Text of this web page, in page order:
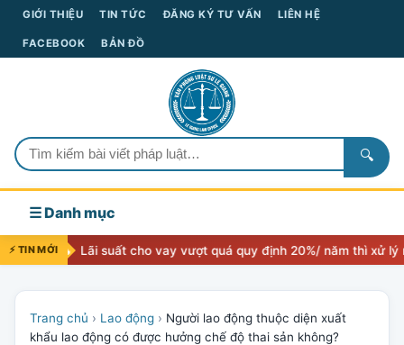
GIỚI THIỆU TIN TỨC ĐĂNG KÝ TƯ VẤN LIÊN HỆ
FACEBOOK BẢN ĐỒ
🔍
☰ Danh mục
⚡ TIN MỚI
Lãi suất cho vay vượt quá quy định 20%/ năm thì xử lý như thế nào
Trang chủ › Lao động › Người lao động thuộc diện xuất
khẩu lao động có được hưởng chế độ thai sản không?